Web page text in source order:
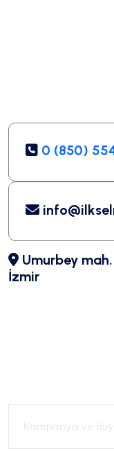
0 (850)
Umurbey
İzmir